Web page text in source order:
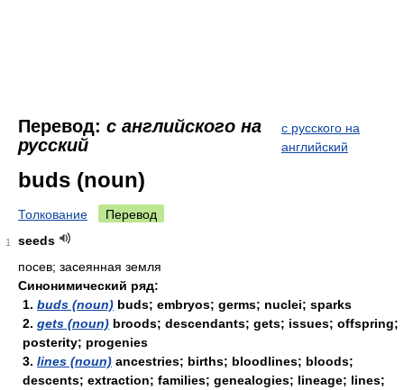
Перевод: с английского на
русский
с русского на
английский
buds (noun)
Толкование Перевод
1
seeds
посев; засеянная земля
Синонимический ряд:
1. buds (noun) buds; embryos; germs; nuclei; sparks
2. gets (noun) broods; descendants; gets; issues; offspring;
posterity; progenies
3. lines (noun) ancestries; births; bloodlines; bloods;
descents; extraction; families; genealogies; lineage; lines;